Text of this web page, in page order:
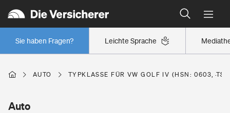
Leichte Sprache
Sie haben Fragen?
Wer versichert was: Jetzt Versicherer finden
Regionalklassen: So ist Ihre Region eingestuft
Wer versichert was: Jetzt Versicherer finden
AUTO TYPKLASSE FÜR VW GOLF IV (HSN: 0603,
Auto